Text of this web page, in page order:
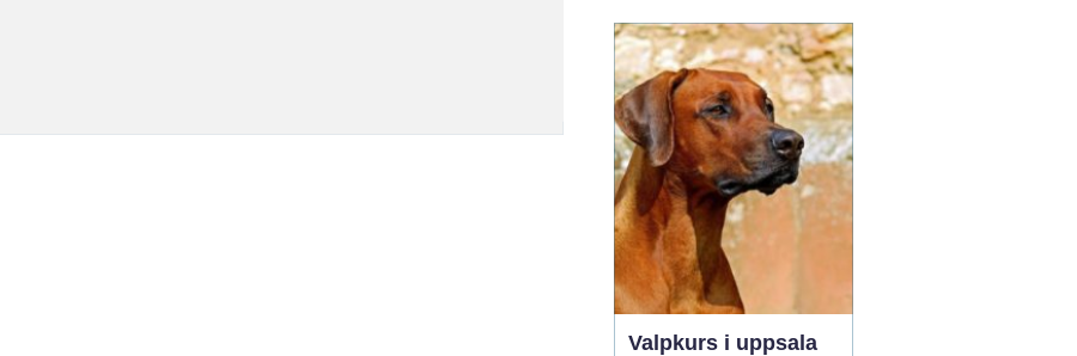
ämnen som människor
har svårt att upptäcka
själva. Genom
strukturerad träning kan
både arbets- och
sällskapshundar ut...
Valpkurs i uppsala